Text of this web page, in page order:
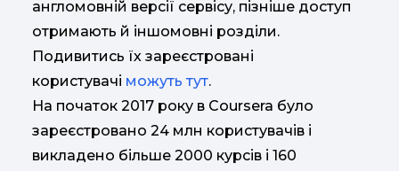
англомовній версії сервісу, пізніше доступ
отримають й іншомовні розділи.
Подивитись їх зареєстровані
користувачі можуть тут.
На початок 2017 року в Coursera було
зареєстровано 24 млн користувачів і
викладено більше 2000 курсів і 160